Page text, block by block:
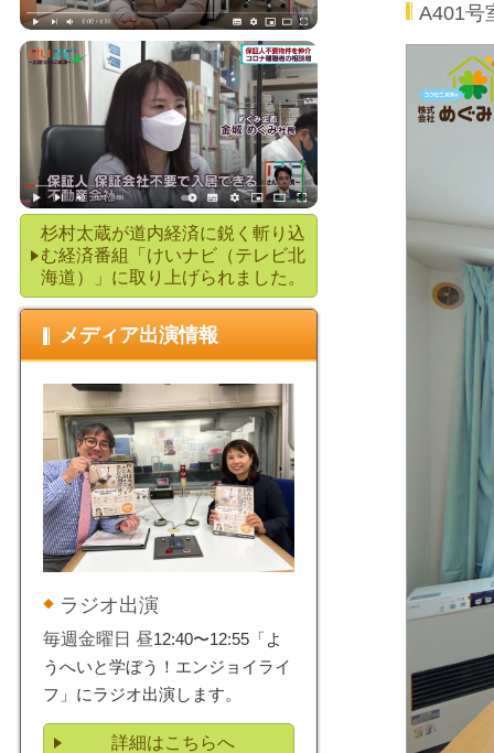
A401号
杉村太蔵が道内経済に鋭く斬り込
む経済番組「けいナビ（テレビ北
海道）」に取り上げられました。
メディア出演情報
ラジオ出演
毎週金曜日 昼12:40〜12:55「よ
うへいと学ぼう！エンジョイライ
フ」にラジオ出演します。
詳細はこちらへ